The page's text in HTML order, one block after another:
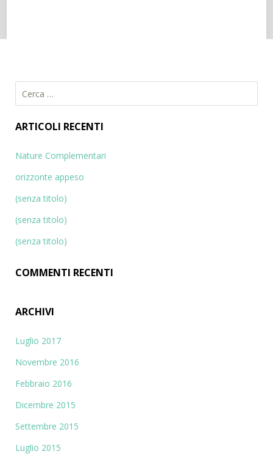
i
e
a
p
r
:
ARTICOLI RECENTI
Nature Complementari
orizzonte appeso
(senza titolo)
(senza titolo)
(senza titolo)
COMMENTI RECENTI
ARCHIVI
Luglio 2017
Novembre 2016
Febbraio 2016
Dicembre 2015
Settembre 2015
Luglio 2015